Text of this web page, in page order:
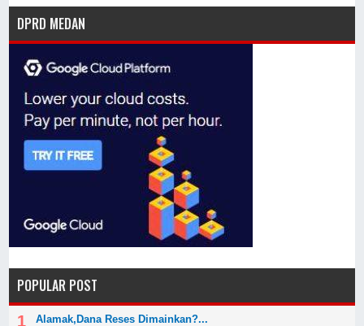
DPRD MEDAN
POPULAR POST
Alamak,Dana Reses Dimainkan?...